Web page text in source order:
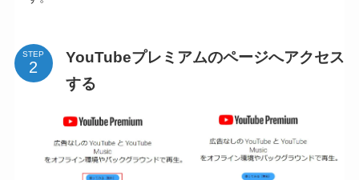
STEP
YouTubeプレミアムのページへアクセス
する